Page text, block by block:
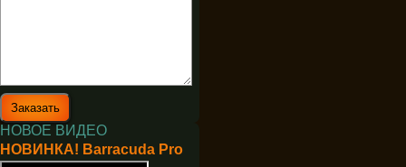
НОВОЕ ВИДЕО
НОВИНКА! Barracuda Pro